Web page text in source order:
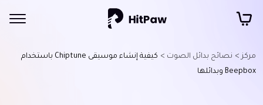
مركز > نصائح بدائل الصوت >
كيفية إنشاء موسيقى Chiptune باستخدام
Beepbox وبدائلها